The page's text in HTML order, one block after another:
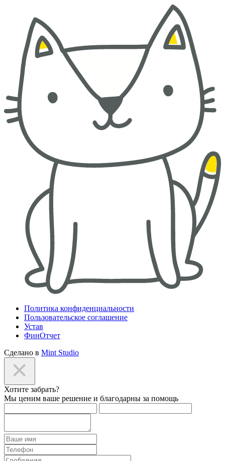
Политика конфиденциальности
Пользовательское соглашение
Устав
ФинОтчет
Сделано в Mint Studio
Хотите забрать?
Мы ценим ваше решение и благодарны за помощь